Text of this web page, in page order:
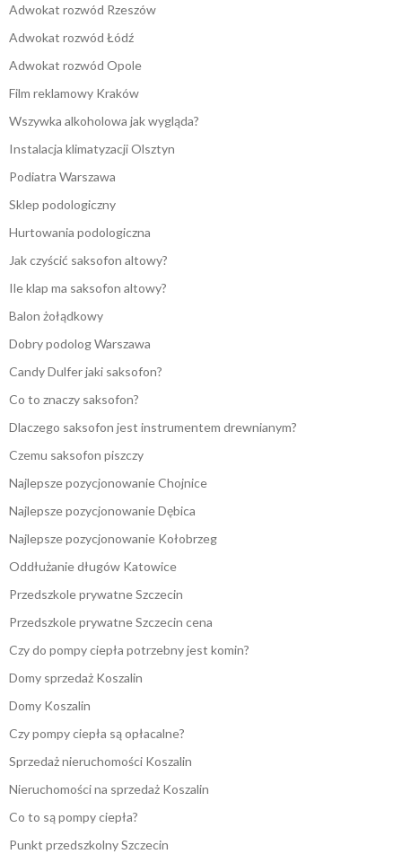
Adwokat rozwód Rzeszów
Adwokat rozwód Łódź
Adwokat rozwód Opole
Film reklamowy Kraków
Wszywka alkoholowa jak wygląda?
Instalacja klimatyzacji Olsztyn
Podiatra Warszawa
Sklep podologiczny
Hurtowania podologiczna
Jak czyścić saksofon altowy?
Ile klap ma saksofon altowy?
Balon żołądkowy
Dobry podolog Warszawa
Candy Dulfer jaki saksofon?
Co to znaczy saksofon?
Dlaczego saksofon jest instrumentem drewnianym?
Czemu saksofon piszczy
Najlepsze pozycjonowanie Chojnice
Najlepsze pozycjonowanie Dębica
Najlepsze pozycjonowanie Kołobrzeg
Oddłużanie długów Katowice
Przedszkole prywatne Szczecin
Przedszkole prywatne Szczecin cena
Czy do pompy ciepła potrzebny jest komin?
Domy sprzedaż Koszalin
Domy Koszalin
Czy pompy ciepła są opłacalne?
Sprzedaż nieruchomości Koszalin
Nieruchomości na sprzedaż Koszalin
Co to są pompy ciepła?
Punkt przedszkolny Szczecin